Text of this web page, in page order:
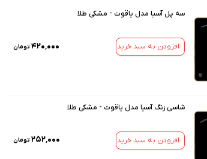
سه پل آسیا مدل یاقوت - مشکی طلا
افزودن به سبد خرید ۴۲۰٬۰۰۰ تومان
شاسی زنگ آسیا مدل یاقوت - مشکی طلا
افزودن به سبد خرید ۲۵۲٬۰۰۰ تومان